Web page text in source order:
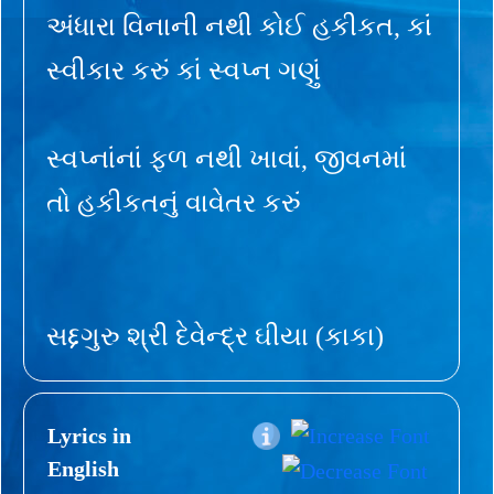
અંધારા વિનાની નથી કોઈ હકીકત, કાં
સ્વીકાર કરું કાં સ્વપ્ન ગણું
સ્વપ્નાંનાં ફળ નથી ખાવાં, જીવનમાં
તો હકીકતનું વાવેતર કરું
સદ્દગુરુ શ્રી દેવેન્દ્ર ઘીયા (કાકા)
Lyrics in
English